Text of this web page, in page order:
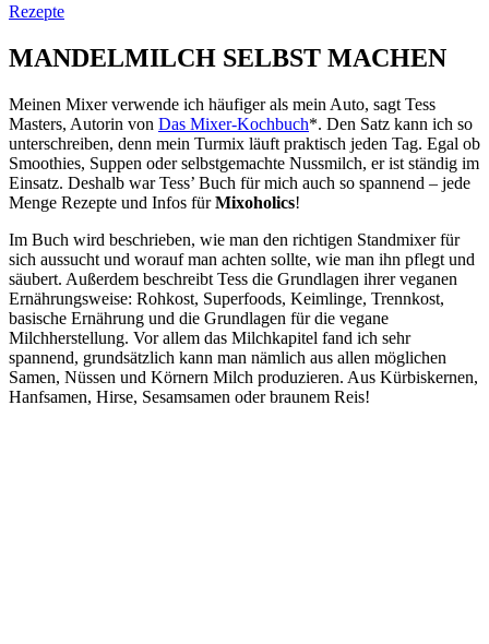
Rezepte
MANDELMILCH SELBST MACHEN
Meinen Mixer verwende ich häufiger als mein Auto, sagt Tess
Masters, Autorin von Das Mixer-Kochbuch*. Den Satz kann ich so
unterschreiben, denn mein Turmix läuft praktisch jeden Tag. Egal ob
Smoothies, Suppen oder selbstgemachte Nussmilch, er ist ständig im
Einsatz. Deshalb war Tess’ Buch für mich auch so spannend – jede
Menge Rezepte und Infos fürMixoholics!
Im Buch wird beschrieben, wie man den richtigen Standmixer für
sich aussucht und worauf man achten sollte, wie man ihn pflegt und
säubert. Außerdem beschreibt Tess die Grundlagen ihrer veganen
Ernährungsweise: Rohkost, Superfoods, Keimlinge, Trennkost,
basische Ernährung und die Grundlagen für die vegane
Milchherstellung. Vor allem das Milchkapitel fand ich sehr
spannend, grundsätzlich kann man nämlich aus allen möglichen
Samen, Nüssen und Körnern Milch produzieren. Aus Kürbiskernen,
Hanfsamen, Hirse, Sesamsamen oder braunem Reis!